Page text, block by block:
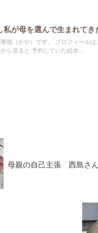
私が母を選んで生まれてき
哉（かや）です。 プロフィールは
ら戻ると 予約していた絵本...
母親の自己主張 西島さ